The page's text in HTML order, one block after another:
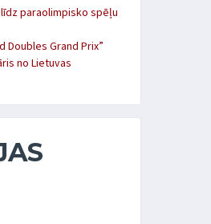
paraolimpisko spēļu
Doubles Grand Prix”
no Lietuvas